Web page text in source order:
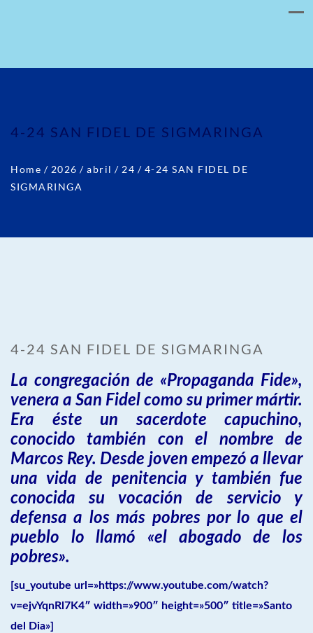
4-24 SAN FIDEL DE SIGMARINGA
Home / 2026 / abril / 24 / 4-24 SAN FIDEL DE
SIGMARINGA
4-24 SAN FIDEL DE SIGMARINGA
La congregación de «Propaganda Fide»,
venera a San Fidel como su primer mártir.
Era éste un sacerdote capuchino,
conocido también con el nombre de
Marcos Rey. Desde joven empezó a llevar
una vida de penitencia y también fue
conocida su vocación de servicio y
defensa a los más pobres por lo que el
pueblo lo llamó «el abogado de los
pobres».
[su_youtube url=»https://www.youtube.com/watch?
v=ejvYqnRl7K4″ width=»900″ height=»500″ title=»Santo
del Dia»]